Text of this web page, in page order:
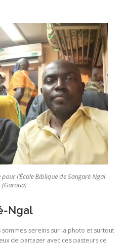
l’École Biblique de Sangaré-Ngal
(Garoua)
Ngal
sommes sereins sur la photo et surtout
de partager avec ces pasteurs ce